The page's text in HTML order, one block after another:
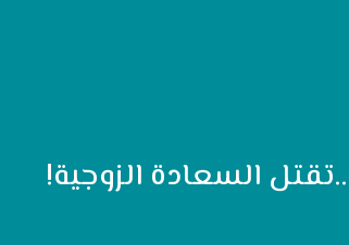
السعادة الزوجية!